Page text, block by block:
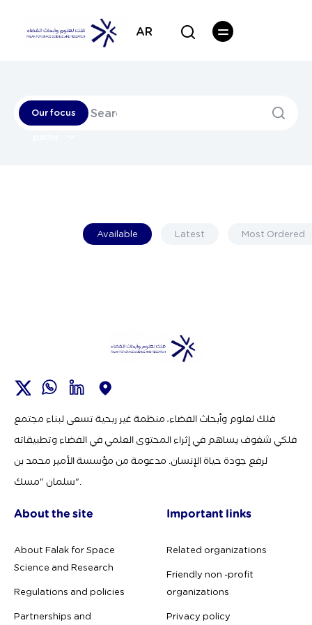
AR
Our focus
Available Latest Most Ordered
فلك لعلوم وأبحاث الفضاء، منظمة غير ربحية تسعى لبناء مجتمع
فلكي شغوف يساهم في إثراء المحتوى العلمي في الفضاء وتطبيقاته
لرفع جودة حياة الإنسان. مدعومة من مؤسسة الأمير محمد بن
سلمان "مسك".
About the site
About Falak for Space
Science and Research
Regulations and policies
Partnerships and
Important links
Related organizations
Friendly non -profit
organizations
Privacy policy